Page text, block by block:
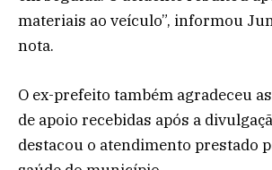
materiais ao veículo”, informou
nota.
O ex-prefeito também agradeceu
de apoio recebidas após a
destacou o atendimento prestado